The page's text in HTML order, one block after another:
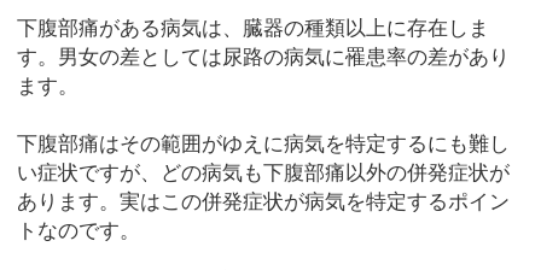
下腹部痛がある病気は、臓器の種類以上に存在しま
す。男女の差としては尿路の病気に罹患率の差があり
ます。
下腹部痛はその範囲がゆえに病気を特定するにも難し
い症状ですが、どの病気も下腹部痛以外の併発症状が
あります。実はこの併発症状が病気を特定するポイン
トなのです。